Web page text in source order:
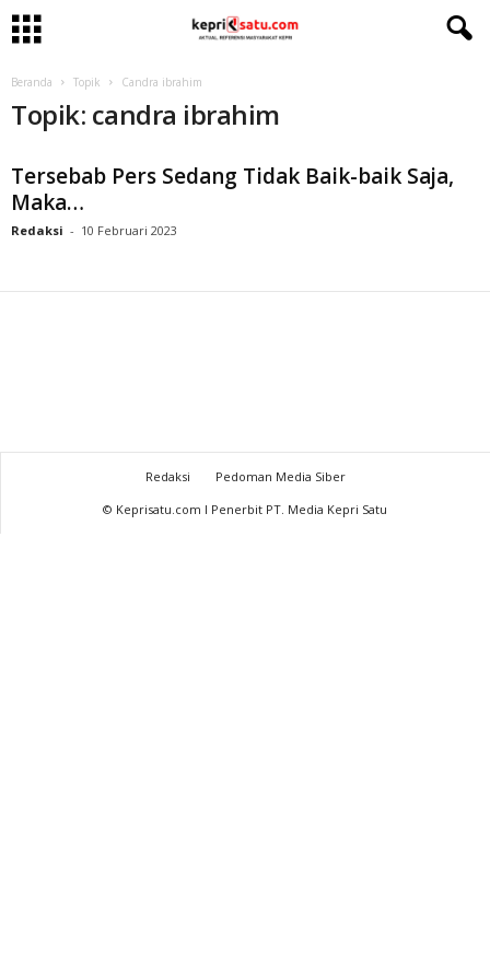
Beranda Topik Candra ibrahim
Topik: candra ibrahim
Tersebab Pers Sedang Tidak Baik-baik Saja,
Maka…
Redaksi - 10 Februari 2023
Redaksi
Pedoman Media Siber
© Keprisatu.com I Penerbit PT. Media Kepri Satu